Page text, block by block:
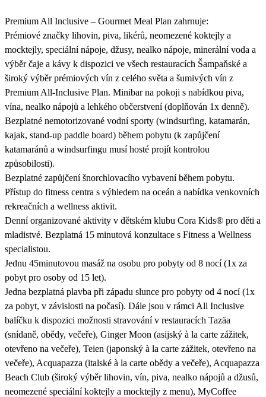
Premium All Inclusive – Gourmet Meal Plan zahrnuje:
Prémiové značky lihovin, piva, likérů, neomezené koktejly a
mocktejly, speciální nápoje, džusy, nealko nápoje, minerální voda a
výběr čaje a kávy k dispozici ve všech restauracích Šampaňské a
široký výběr prémiových vín z celého světa a šumivých vín z
Premium All-Inclusive Plan. Minibar na pokoji s nabídkou piva,
vína, nealko nápojů a lehkého občerstvení (doplňován 1x denně).
Bezplatné nemotorizované vodní sporty (windsurfing, katamarán,
kajak, stand-up paddle board) během pobytu (k zapůjčení
katamaránů a windsurfingu musí hosté projít kontrolou
způsobilosti).
Bezplatné zapůjčení šnorchlovacího vybavení během pobytu.
Přístup do fitness centra s výhledem na oceán a nabídka venkovních
rekreačních a wellness aktivit.
Denní organizované aktivity v dětském klubu Cora Kids® pro děti a
mladistvé. Bezplatná 15 minutová konzultace s Fitness a Wellness
specialistou.
Jednu 45minutovou masáž na osobu pro pobyty od 8 nocí (1x za
pobyt pro osoby od 15 let).
Jedna bezplatná plavba při západu slunce pro pobyty od 4 nocí (1x
za pobyt, v závislosti na počasí). Dále jsou v rámci All Inclusive
balíčku k dispozici možnosti stravování v restauracích Tazäa
(snídaně, obědy, večeře), Ginger Moon (asijský à la carte zážitek,
otevřeno na večeře), Teien (japonský à la carte zážitek, otevřeno na
večeře), Acquapazza (italské à la carte obědy a večeře), Acquapazza
Beach Club (široký výběr lihovin, vín, piva, nealko nápojů a džusů,
neomezené speciální koktejly a mocktejly z menu), MyCoffee